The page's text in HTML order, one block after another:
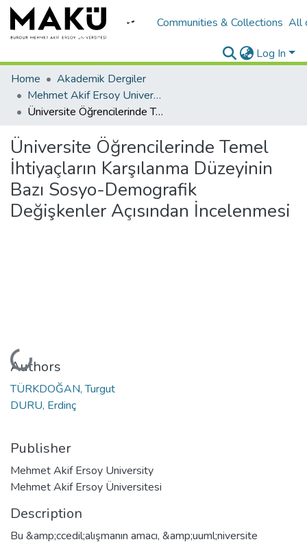
Communities & Collections All
Log In
Home
Akademik Dergiler
Mehmet Akif Ersoy University Journal of Education Faculty
Üniversite Öğrencilerinde Temel İhtiyaçların Karşılanma Düzeyinin Bazı Sosyo-Demografik Değişkenler Açısından İncelenmesi
Üniversite Öğrencilerinde Temel
İhtiyaçların Karşılanma Düzeyinin
Bazı Sosyo-Demografik
Değişkenler Açısından İncelenmesi
Loading...
Authors
TÜRKDOĞAN, Turgut
DURU, Erdinç
Publisher
Mehmet Akif Ersoy University
Mehmet Akif Ersoy Üniversitesi
Description
Bu &amp;ccedil;alışmanın amacı, &amp;uuml;niversite